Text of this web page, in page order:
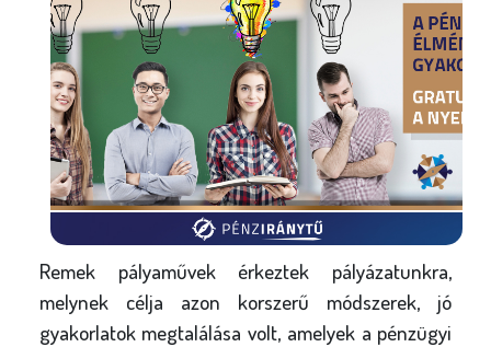
Remek pályaművek érkeztek pályázatunkra,
melynek célja azon korszerű módszerek, jó
gyakorlatok megtalálása volt, amelyek a pénzügyi